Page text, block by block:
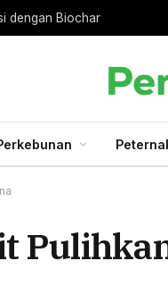
dengan Biochar